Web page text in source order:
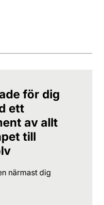
för dig
ett
av allt
till
närmast dig